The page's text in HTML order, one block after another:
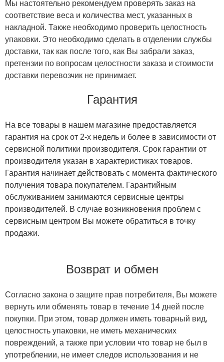
Мы настоятельно рекомендуем проверять заказ на
соответствие веса и количества мест, указанных в
накладной. Также необходимо проверить целостность
упаковки. Это необходимо сделать в отделении службы
доставки, так как после того, как Вы забрали заказ,
претензии по вопросам целостности заказа и стоимости
доставки перевозчик не принимает.
Гарантия
На все товары в нашем магазине предоставляется
гарантия на срок от 2-х недель и более в зависимости от
сервисной политики производителя. Срок гарантии от
производителя указан в характеристиках товаров.
Гарантия начинает действовать с момента фактического
получения товара покупателем. Гарантийным
обслуживанием занимаются сервисные центры
производителей. В случае возникновения проблем с
сервисным центром Вы можете обратиться в точку
продажи.
Возврат и обмен
Согласно закона о защите прав потребителя, Вы можете
вернуть или обменять товар в течение 14 дней после
покупки. При этом, товар должен иметь товарный вид,
целостность упаковки, не иметь механических
повреждений, а также при условии что товар не был в
употреблении, не имеет следов использования и не